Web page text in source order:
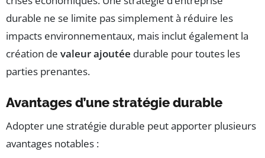
durable ne se limite pas simplement à réduire les
impacts environnementaux, mais inclut également la
création de valeur ajoutée durable pour toutes les
parties prenantes.
Avantages d’une stratégie durable
Adopter une stratégie durable peut apporter plusieurs
avantages notables :